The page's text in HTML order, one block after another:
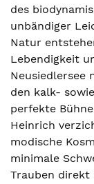
des
unbändiger
Natur
Lebendigkeit
Neusiedlersee
den kalk-
perfekte
Heinrich
modische
minimale
Trauben direkt